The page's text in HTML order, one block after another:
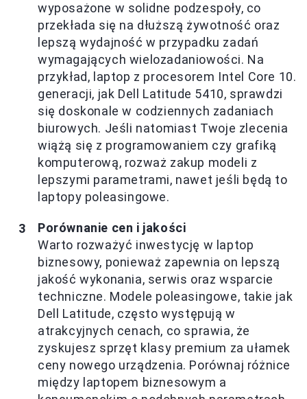
wyposażone w solidne podzespoły, co
przekłada się na dłuższą żywotność oraz
lepszą wydajność w przypadku zadań
wymagających wielozadaniowości. Na
przykład, laptop z procesorem Intel Core 10.
generacji, jak Dell Latitude 5410, sprawdzi
się doskonale w codziennych zadaniach
biurowych. Jeśli natomiast Twoje zlecenia
wiążą się z programowaniem czy grafiką
komputerową, rozważ zakup modeli z
lepszymi parametrami, nawet jeśli będą to
laptopy poleasingowe.
Porównanie cen i jakości
Warto rozważyć inwestycję w laptop
biznesowy, ponieważ zapewnia on lepszą
jakość wykonania, serwis oraz wsparcie
techniczne. Modele poleasingowe, takie jak
Dell Latitude, często występują w
atrakcyjnych cenach, co sprawia, że
zyskujesz sprzęt klasy premium za ułamek
ceny nowego urządzenia. Porównaj różnice
między laptopem biznesowym a